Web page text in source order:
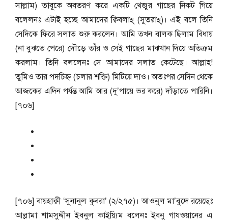
সাল্লাম) তাবূকে অবতরণ করে একটি খেজুর গাছের নিকট গিয়ে
বলেলনঃ এটাই হচ্ছে আমাদের ক্বিবলাহ্‌ (সুতরাহ্‌)। এই বলে তিনি
সেদিকে ফিরে সলাত শুরু করলেন। আমি তখন বালক ছিলাম বিধায়
(না বুঝতে পেরে) দৌড়ে তাঁর ও সেই গাছের মাঝখান দিয়ে অতিক্রম
করলাম। তিনি বললেনঃ সে আমাদের সলাত কেটেছে। আল্লাহ!
তুমিও তার পদচিহ্ন (চলার শক্তি) মিটিয়ে দাও। অতঃপর সেদিন থেকে
আজকের এদিন পর্যন্ত আমি আর (দু’পায়ে ভর করে) দাঁড়াতে পারিনি।
[৭০৬]
[৭০৬] বায়হাক্বী ‘সুনানুল কুবরা’ (২/২৭৫)। আওনুল মা’বুদে রয়েছেঃ
আল্লামা শামসুদ্দীন ইবনুল কাইয়্যিম বলেনঃ ইবনু গাযওয়ানের এ